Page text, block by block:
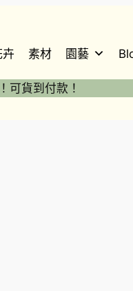
卉 素材 園藝
可貨到付款！